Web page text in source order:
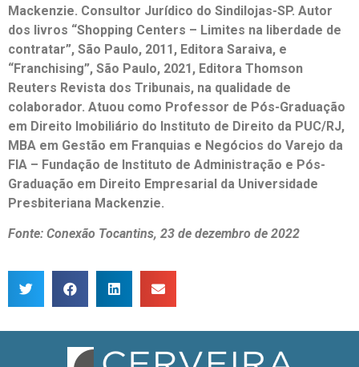
Mackenzie. Consultor Jurídico do Sindilojas-SP. Autor
dos livros “Shopping Centers – Limites na liberdade de
contratar”, São Paulo, 2011, Editora Saraiva, e
“Franchising”, São Paulo, 2021, Editora Thomson
Reuters Revista dos Tribunais, na qualidade de
colaborador. Atuou como Professor de Pós-Graduação
em Direito Imobiliário do Instituto de Direito da PUC/RJ,
MBA em Gestão em Franquias e Negócios do Varejo da
FIA – Fundação de Instituto de Administração e Pós-
Graduação em Direito Empresarial da Universidade
Presbiteriana Mackenzie.
Fonte: Conexão Tocantins, 23 de dezembro de 2022